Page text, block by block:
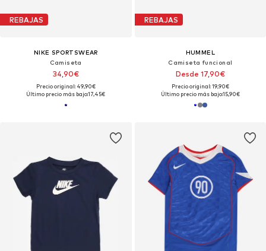
REBAJAS
NIKE SPORTSWEAR
Camiseta
34,90€
Precio original: 49,90€
Último precio más bajo:17,45€
REBAJAS
HUMMEL
Camiseta funcional
Desde 17,90€
Precio original: 19,90€
Último precio más bajo:15,90€